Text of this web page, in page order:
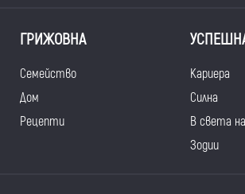
ГРИЖОВНА
Семейство
Дом
Рецепти
Кариера
Силна
В света на
Зодии